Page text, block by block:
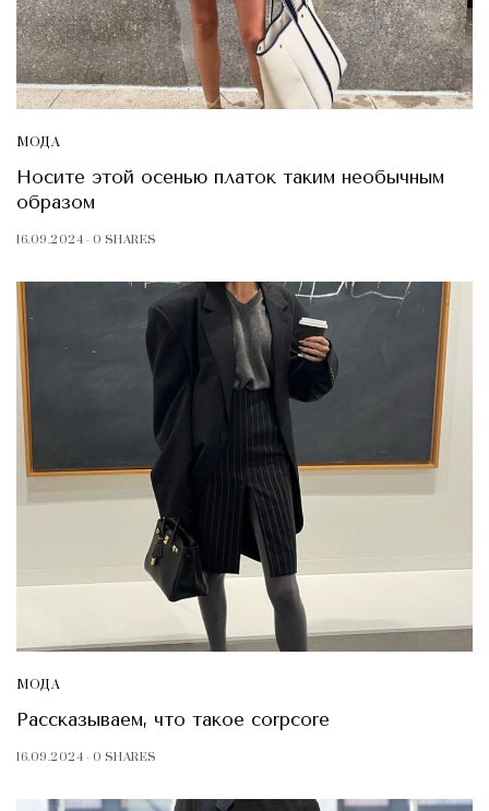
МОДА
Носите этой осенью платок таким необычным
образом
16.09.2024 0 SHARES
МОДА
Рассказываем, что такое corpcore
16.09.2024 0 SHARES